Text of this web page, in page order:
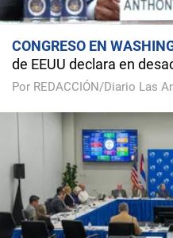
CONGRESO EN
de EEUU declara en
Por REDACCIÓN/Diario Las